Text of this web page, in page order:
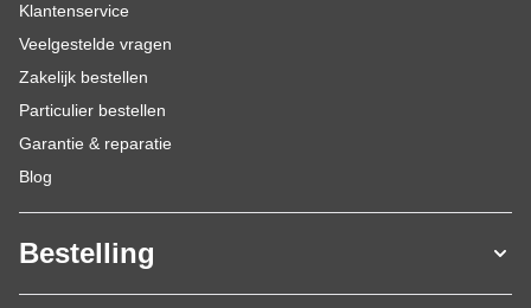
Klantenservice
Veelgestelde vragen
Zakelijk bestellen
Particulier bestellen
Garantie & reparatie
Blog
Bestelling